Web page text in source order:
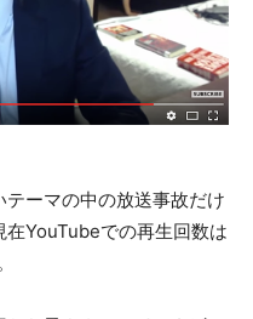
ーマの中の放送事故だけ
YouTubeでの再生回数は